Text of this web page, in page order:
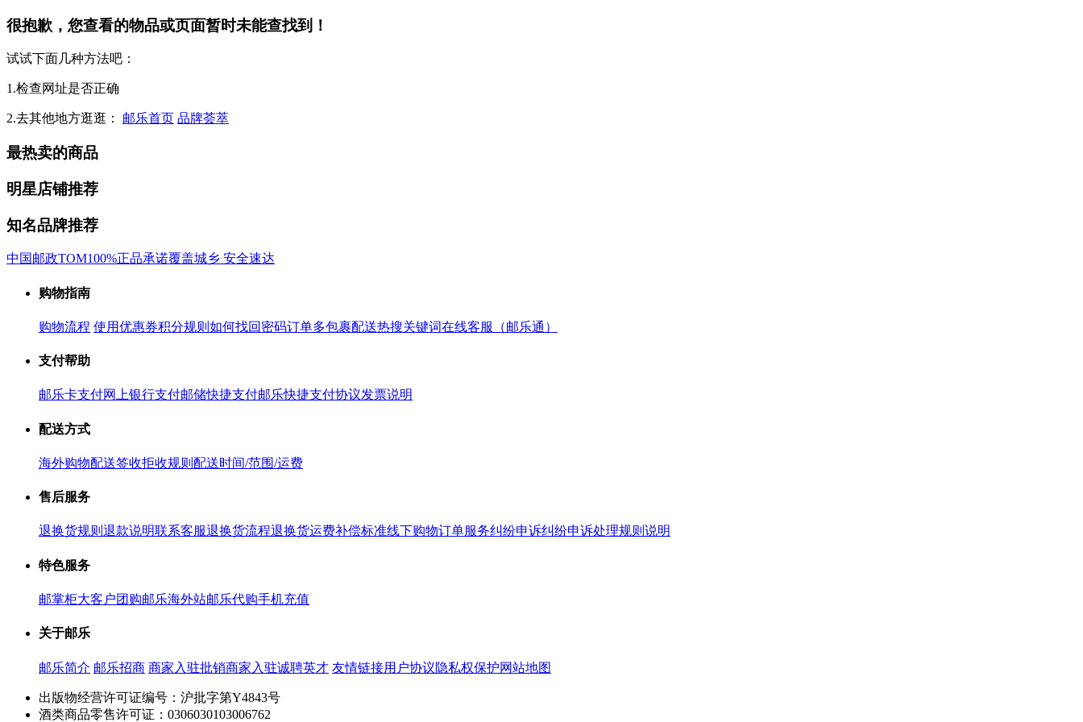
很抱歉，您查看的物品或页面暂时未能查找到！
试试下面几种方法吧：
1.检查网址是否正确
2.去其他地方逛逛： 邮乐首页 品牌荟萃
最热卖的商品
明星店铺推荐
知名品牌推荐
中国邮政TOM100%正品承诺覆盖城乡 安全速达
购物指南
购物流程 使用优惠券积分规则 如何找回密码订单多包裹配送热搜关键词在线客服（邮乐通）
支付帮助
邮乐卡支付网上银行支付邮储快捷支付邮乐快捷支付协议发票说明
配送方式
海外购物配送签收拒收规则 配送时间/范围/运费
售后服务
退换货规则 退款说明联系客服退换货流程退换货运费补偿标准线下购物订单服务纠纷申诉纠纷申诉处理规则说明
特色服务
邮掌柜大客户团购邮乐海外站邮乐代购手机充值
关于邮乐
邮乐简介 邮乐招商 商家入驻批销商家入驻诚聘英才 友情链接用户协议隐私权保护网站地图
出版物经营许可证编号：沪批字第Y4843号
酒类商品零售许可证：0306030103006762